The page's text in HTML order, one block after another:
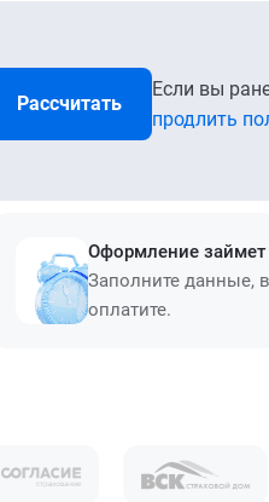
Рассчитать
Если вы
продлить
Оформление
Заполните данные,
оплатите.